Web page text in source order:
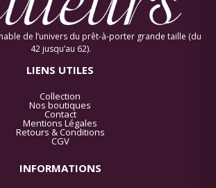
de l’univers du prêt-à-porter grande taille (du
42 jusqu’au 62).
LIENS UTILES
Collection
Nos boutiques
Contact
Mentions Légales
Retours & Conditions
CGV
INFORMATIONS